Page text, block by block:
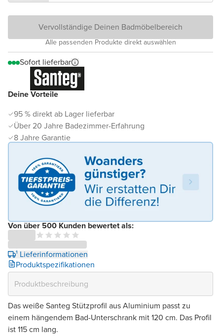
Deine Vorteile
95 % direkt ab Lager lieferbar
Über 20 Jahre Badezimmer-Erfahrung
8 Jahre Garantie
Von über 500 Kunden bewertet als:
¹ Lieferinformationen
Produktspezifikationen
Vervollständige Deinen Badmöbelbereich
Alle passenden Produkte direkt auswählen
Sofort lieferbar
Das weiße Santeg Stützprofil aus Aluminium passt zu
einem hängendem Bad-Unterschrank mit 120 cm. Das Profil
ist 115 cm lang.